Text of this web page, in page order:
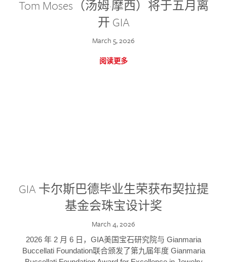
Tom Moses（汤姆·摩西）将于五月离
开 GIA
March 5, 2026
阅读更多
GIA 卡尔斯巴德毕业生荣获布契拉提
基金会珠宝设计奖
March 4, 2026
2026 年 2 月 6 日，GIA美国宝石研究院与 Gianmaria
Buccellati Foundation联合颁发了第九届年度 Gianmaria